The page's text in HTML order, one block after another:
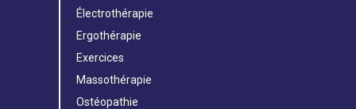
Électrothérapie
Ergothérapie
Exercices
Massothérapie
Ostéopathie